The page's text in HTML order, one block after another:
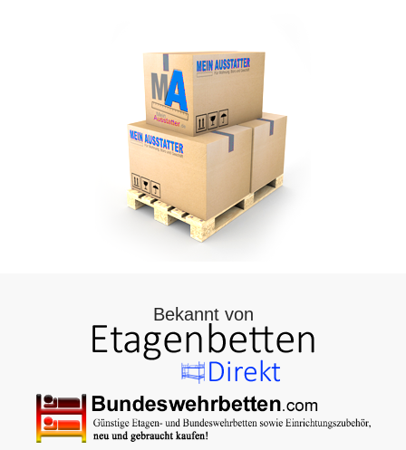
Bekannt von